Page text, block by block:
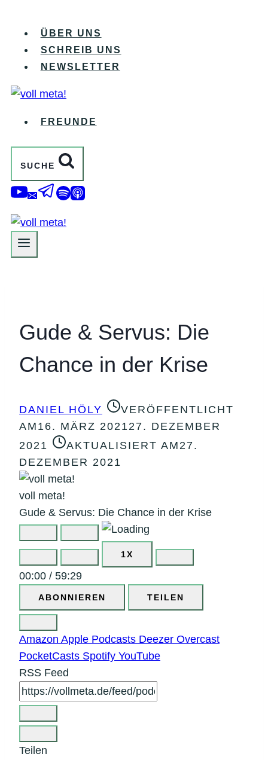
Inhalt
springen
ÜBER UNS
SCHREIB UNS
NEWSLETTER
FREUNDE
SUCHE
Gude & Servus: Die
Chance in der Krise
DANIEL HÖLY
VERÖFFENTLICHT
AM 16. MÄRZ 2021 27. DEZEMBER
2021
AKTUALISIERT AM 27.
DEZEMBER 2021
voll meta!
Gude & Servus: Die Chance in der Krise
1X
00:00 / 59:29
ABONNIEREN TEILEN
Amazon Apple Podcasts Deezer Overcast
PocketCasts Spotify YouTube
RSS Feed
Teilen